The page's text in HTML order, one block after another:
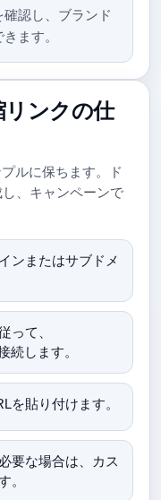
認し、ブランド
ます。
ンクの仕
ルに保ちます。ド
、キャンペーンで
ンまたはサブドメ
って、
続します。
を貼り付けます。
要な場合は、カス
。